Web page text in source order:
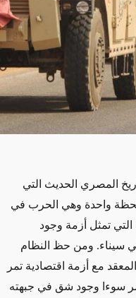
المصري الحديث التي
لحظة واحدة وهي الحرب في
التي تمثل أزمة وجود
في سيناء. ومن حظ النظام
مع أزمة اقتصادية تمر
سوءا وجود شق في جبهته